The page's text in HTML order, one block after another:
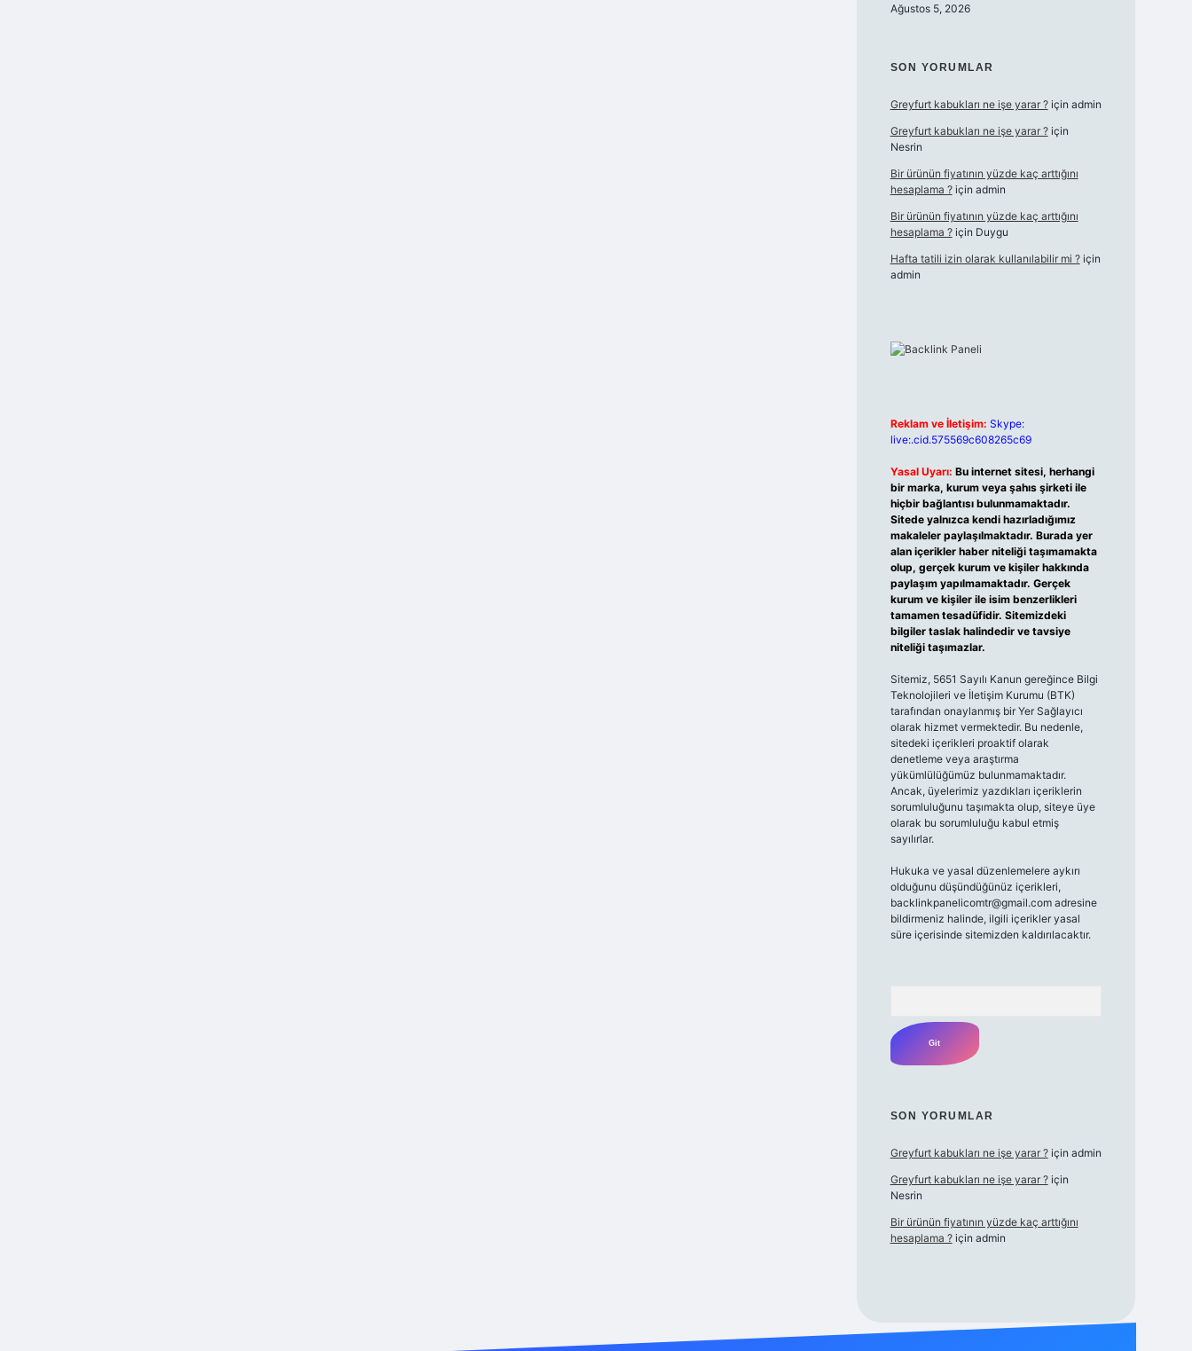
Ağustos 5, 2026
SON YORUMLAR
Greyfurt kabukları ne işe yarar ?için admin
Greyfurt kabukları ne işe yarar ?için
Nesrin
Bir ürünün fiyatının yüzde kaç arttığını
hesaplama ?için admin
Bir ürünün fiyatının yüzde kaç arttığını
hesaplama ?için Duygu
Hafta tatili izin olarak kullanılabilir mi ?için
admin
Reklam ve İletişim: Skype:
live:.cid.575569c608265c69
Yasal Uyarı: Bu internet sitesi, herhangi
bir marka, kurum veya şahıs şirketi ile
hiçbir bağlantısı bulunmamaktadır.
Sitede yalnızca kendi hazırladığımız
makaleler paylaşılmaktadır. Burada yer
alan içerikler haber niteliği taşımamakta
olup, gerçek kurum ve kişiler hakkında
paylaşım yapılmamaktadır. Gerçek
kurum ve kişiler ile isim benzerlikleri
tamamen tesadüfidir. Sitemizdeki
bilgiler taslak halindedir ve tavsiye
niteliği taşımazlar.
Sitemiz, 5651 Sayılı Kanun gereğince Bilgi
Teknolojileri ve İletişim Kurumu (BTK)
tarafından onaylanmış bir Yer Sağlayıcı
olarak hizmet vermektedir. Bu nedenle,
sitedeki içerikleri proaktif olarak
denetleme veya araştırma
yükümlülüğümüz bulunmamaktadır.
Ancak, üyelerimiz yazdıkları içeriklerin
sorumluluğunu taşımakta olup, siteye üye
olarak bu sorumluluğu kabul etmiş
sayılırlar.
Hukuka ve yasal düzenlemelere aykırı
olduğunu düşündüğünüz içerikleri,
backlinkpanelicomtr@gmail.comadresine
bildirmeniz halinde, ilgili içerikler yasal
süre içerisinde sitemizden kaldırılacaktır.
SON YORUMLAR
Greyfurt kabukları ne işe yarar ?için admin
Greyfurt kabukları ne işe yarar ?için
Nesrin
Bir ürünün fiyatının yüzde kaç arttığını
hesaplama ?için admin